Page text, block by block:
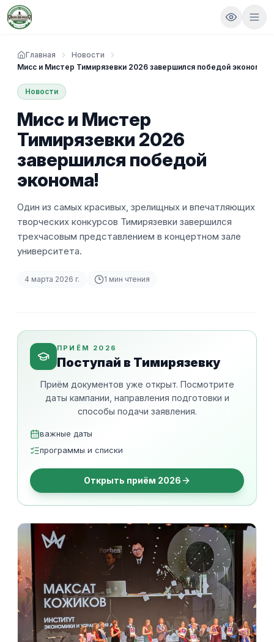
Главная
Новости
Мисс и Мистер Тимирязевки 2026 завершился победой эконома!
Новости
Мисс и Мистер
Тимирязевки 2026
завершился победой
эконома!
Один из самых красивых, зрелищных и впечатляющих
творческих конкурсов Тимирязевки завершился
трехчасовым представлением в концертном зале
университета.
4 марта 2026 г. 1 мин чтения
ПРИЁМ 2026
Поступай в Тимирязевку
Приём документов уже открыт. Посмотрите
даты кампании, направления подготовки и
способы подачи заявления.
важные даты
программы и списки
Открыть приём 2026